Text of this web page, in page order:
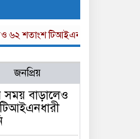
টিআইএনধারী রিটার্ন দেয়নি
জনপ্রিয়
বাড়ালেও